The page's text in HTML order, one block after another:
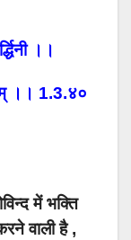
।।
।। 1.3.४०
में भक्ति
वाली है ,